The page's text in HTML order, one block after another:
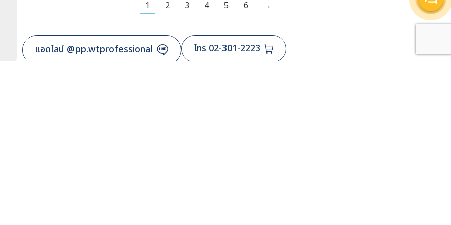
1 2 3 4 5 6 →
แอดไลน์ @pp.wtprofessional โทร 02-301-2223